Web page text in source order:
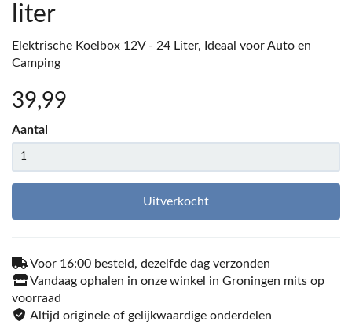
liter
Elektrische Koelbox 12V - 24 Liter, Ideaal voor Auto en
Camping
39,99
Aantal
Uitverkocht
Voor 16:00 besteld, dezelfde dag verzonden
Vandaag ophalen in onze winkel in Groningen mits op
voorraad
Altijd originele of gelijkwaardige onderdelen